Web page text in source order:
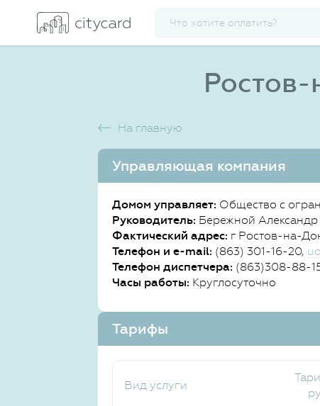
На главную
Управляющая компания
Домом управляет: Общество с
Руководитель: Бережной
Фактический адрес: г Ростов-на-
Телефон и e-mail: (863) 301-16-20,
Телефон диспетчера: (863)308-88-
Часы работы: Круглосуточно
Тарифы
Вид услуги